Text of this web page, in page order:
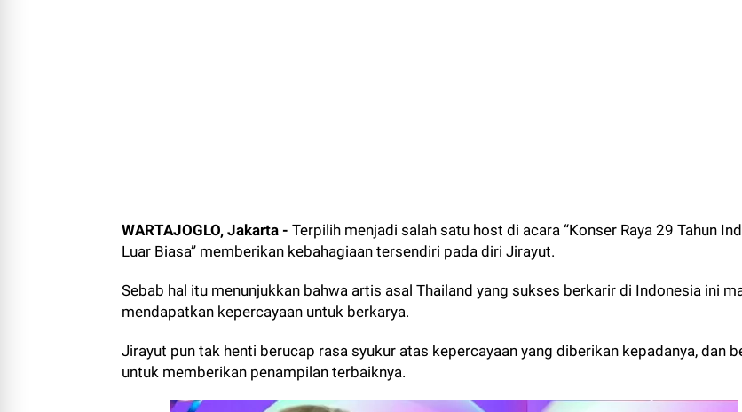
WARTAJOGLO, Jakarta - Terpilih menjadi salah satu host di acara “Konser Raya 29 Tahun
Luar Biasa” memberikan kebahagiaan tersendiri pada diri Jirayut.
Sebab hal itu menunjukkan bahwa artis asal Thailand yang sukses berkarir di Indonesia ini
mendapatkan kepercayaan untuk berkarya.
Jirayut pun tak henti berucap rasa syukur atas kepercayaan yang diberikan kepadanya, dan
untuk memberikan penampilan terbaiknya.